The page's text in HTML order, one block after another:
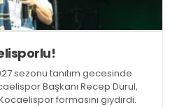
sezonu tanıtım gecesinde
Başkanı Recep Durul,
formasını giydirdi.